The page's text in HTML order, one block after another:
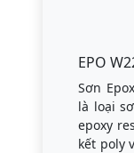
EPO
Sơn
là loại
epoxy
kết poly